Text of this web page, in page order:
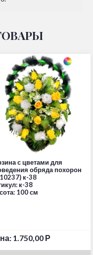
с цветами для
обряда похорон
к-38
к-38
100 см
1.750,00 Р